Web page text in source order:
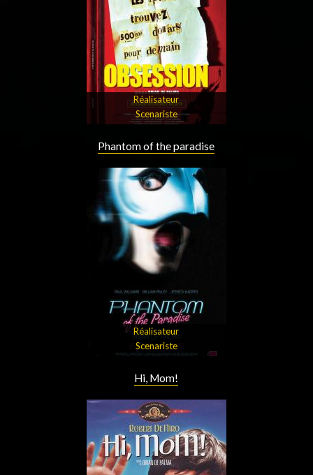
Réalisateur
Scenariste
Phantom of the paradise
Réalisateur
Scenariste
Hi, Mom!